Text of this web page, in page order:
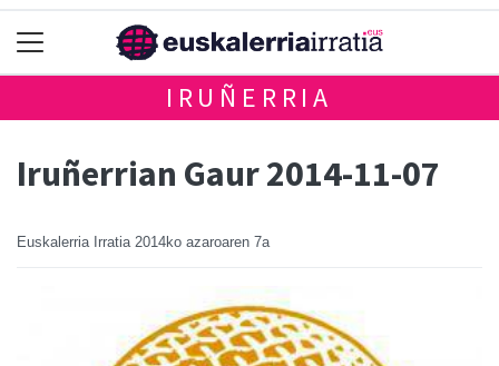
IRUÑERRIA
Iruñerrian Gaur 2014-11-07
Euskalerria Irratia 2014ko azaroaren 7a